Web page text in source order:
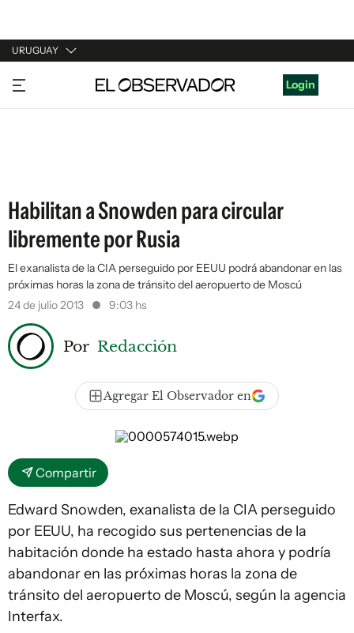
URUGUAY
URUGUAY
ARGENTINA
Login
Habilitan a Snowden para circular
libremente por Rusia
El exanalista de la CIA perseguido por EEUU podrá abandonar en las
próximas horas la zona de tránsito del aeropuerto de Moscú
24 de julio 2013
9:03 hs
Por Redacción
Agregar El Observador en
Compartir
Edward Snowden, exanalista de la CIA perseguido
por EEUU, ha recogido sus pertenencias de la
habitación donde ha estado hasta ahora y podría
abandonar en las próximas horas la zona de
tránsito del aeropuerto de Moscú, según la agencia
Interfax.